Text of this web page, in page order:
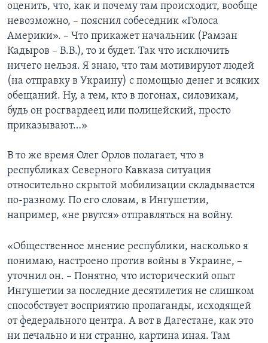
оценить, что, как и почему там происходит, вообще
невозможно, – пояснил собеседник «Голоса
Америки». – Что прикажет начальник (Рамзан
Кадыров – В.В.), то и будет. Так что исключить
ничего нельзя. Я знаю, что там мотивируют людей
(на отправку в Украину) с помощью денег и всяких
обещаний. Ну, а тем, кто в погонах, силовикам,
будь он росгвардеец или полицейский, просто
приказывают…»
В то же время Олег Орлов полагает, что в
республиках Северного Кавказа ситуация
относительно скрытой мобилизации складывается
по-разному. По его словам, в Ингушетии,
например, «не рвутся» отправляться на войну.
«Общественное мнение республики, насколько я
понимаю, настроено против войны в Украине, –
уточнил он. – Понятно, что исторический опыт
Ингушетии за последние десятилетия не слишком
способствует восприятию пропаганды, исходящей
от федерального центра. А вот в Дагестане, как это
ни печально и ни странно, картина иная. Там